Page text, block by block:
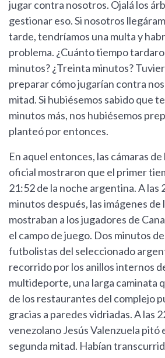
jugar contra nosotros. Ojalá los
gestionar eso. Si nosotros
tarde, tendríamos una multa y
problema. ¿Cuánto tiempo
minutos? ¿Treinta minutos?
preparar cómo jugarían contra
mitad. Si hubiésemos sabido que
minutos más, nos hubiésemos
planteó por entonces.
En aquel entonces, las cámaras
oficial mostraron que el primer
21:52 de la noche argentina. A las
minutos después, las imágenes de
mostraban a los jugadores de
el campo de juego. Dos minutos
futbolistas del seleccionado
recorrido por los anillos internos
multideporte, una larga caminata
de los restaurantes del complejo
gracias a paredes vidriadas. A las
venezolano Jesús Valenzuela pitó
segunda mitad. Habían